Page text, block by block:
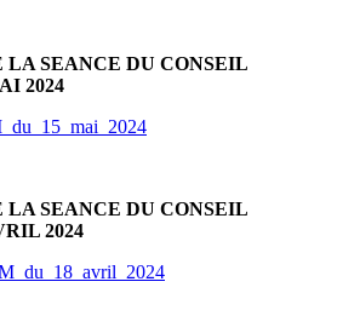
LA SEANCE DU CONSEIL
2024
LA SEANCE DU CONSEIL
2024